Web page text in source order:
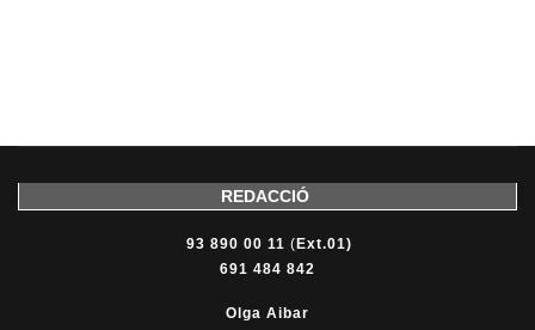
REDACCIÓ
93 890 00 11 ( Ext.01)
691 484 842
Olga Aibar